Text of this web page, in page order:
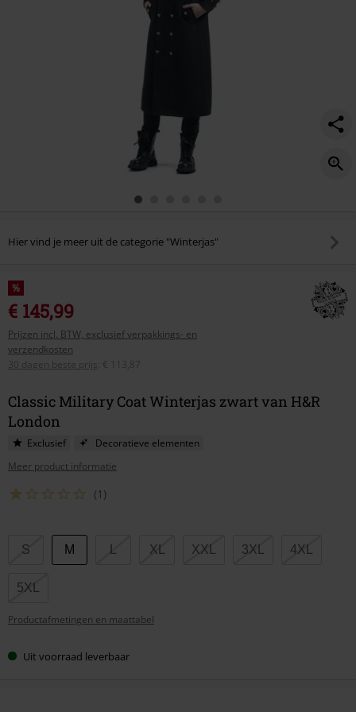
Hier vind je meer uit de categorie "Winterjas"
%
€ 145,99
Prijzen incl. BTW, exclusief verpakkings- en
verzendkosten
30 dagen beste prijs
€ 113,87
Classic Military Coat Winterjas zwart van H&R
London
Exclusief
Decoratieve elementen
Meer product informatie
(1)
Kies
maat
S M XL XXL 3XL 4XL
5XL
Productafmetingen en maattabel
Uit voorraad leverbaar